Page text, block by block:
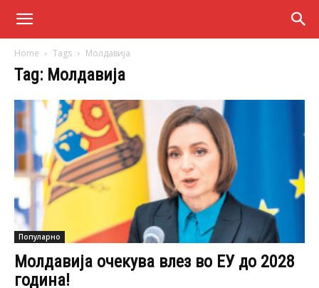
Home Tags Молдавија
Tag: Молдавија
Популарно
Молдавија очекува влез во ЕУ до 2028
година!